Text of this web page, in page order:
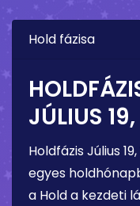
Hold fázisa
JÚLIUS
Holdfázis Július
egyes
a Hold a kezdeti